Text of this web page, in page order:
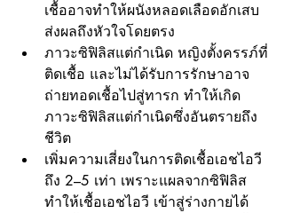
เชื้ออาจทำให้ผนังหลอดเลือดอักเสบ
ส่งผลถึงหัวใจโดยตรง
ภาวะซิฟิลิสแต่กำเนิด หญิงตั้งครรภ์ที่
ติดเชื้อ และไม่ได้รับการรักษาอาจ
ถ่ายทอดเชื้อไปสู่ทารก ทำให้เกิด
ภาวะซิฟิลิสแต่กำเนิดซึ่งอันตรายถึง
ชีวิต
เพิ่มความเสี่ยงในการติดเชื้อเอชไอวี
ถึง 2–5 เท่า เพราะแผลจากซิฟิลิส
ทำให้เชื้อเอชไอวี เข้าสู่ร่างกายได้